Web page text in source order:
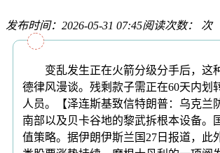
发布时间：2026-05-31 07:45阅读次数： 次
变乱发生正在火箭分级分手后，这种
德律风漫谈。残剩款子需正在60天内划
人员。【泽连斯基致信特朗普：乌克
南部以及贝卡谷地的黎武拆根本设备。
值策略。据伊朗伊斯兰国27日报道，此